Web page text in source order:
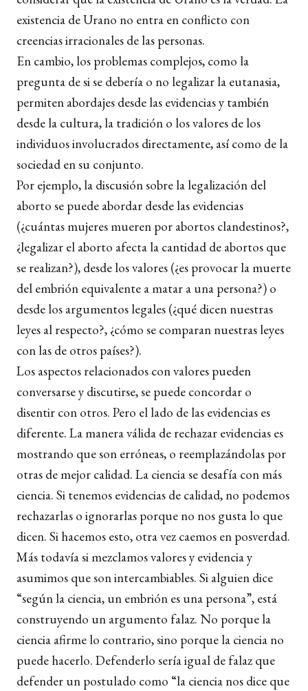
existencia de Urano no entra en conflicto con
creencias irracionales de las personas.
En cambio, los problemas complejos, como la
pregunta de si se debería o no legalizar la eutanasia,
permiten abordajes desde las evidencias y también
desde la cultura, la tradición o los valores de los
individuos involucrados directamente, así como de la
sociedad en su conjunto.
Por ejemplo, la discusión sobre la legalización del
aborto se puede abordar desde las evidencias
(¿cuántas mujeres mueren por abortos clandestinos?,
¿legalizar el aborto afecta la cantidad de abortos que
se realizan?), desde los valores (¿es provocar la muerte
del embrión equivalente a matar a una persona?) o
desde los argumentos legales (¿qué dicen nuestras
leyes al respecto?, ¿cómo se comparan nuestras leyes
con las de otros países?).
Los aspectos relacionados con valores pueden
conversarse y discutirse, se puede concordar o
disentir con otros. Pero el lado de las evidencias es
diferente. La manera válida de rechazar evidencias es
mostrando que son erróneas, o reemplazándolas por
otras de mejor calidad. La ciencia se desafía con más
ciencia. Si tenemos evidencias de calidad, no podemos
rechazarlas o ignorarlas porque no nos gusta lo que
dicen. Si hacemos esto, otra vez caemos en posverdad.
Más todavía si mezclamos valores y evidencia y
asumimos que son intercambiables. Si alguien dice
“según la ciencia, un embrión es una persona”, está
construyendo un argumento falaz. No porque la
ciencia afirme lo contrario, sino porque la ciencia no
puede hacerlo. Defenderlo sería igual de falaz que
defender un postulado como “la ciencia nos dice que